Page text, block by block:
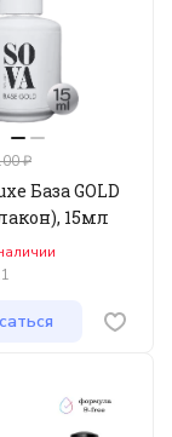
₽
База GOLD
15мл